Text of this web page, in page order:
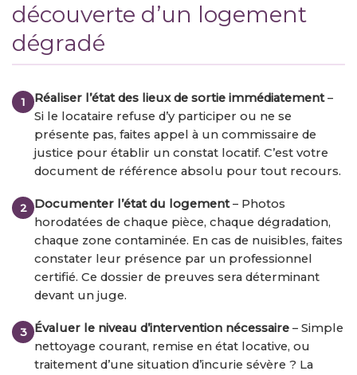
découverte d’un logement
dégradé
Réaliser l’état des lieux de sortie immédiatement–
Si le locataire refuse d’y participer ou ne se
présente pas, faites appel à un commissaire de
justice pour établir un constat locatif. C’est votre
document de référence absolu pour tout recours.
Documenter l’état du logement– Photos
horodatées de chaque pièce, chaque dégradation,
chaque zone contaminée. En cas de nuisibles, faites
constater leur présence par un professionnel
certifié. Ce dossier de preuves sera déterminant
devant un juge.
Évaluer le niveau d’intervention nécessaire – Simple
nettoyage courant, remise en état locative, ou
traitement d’une situation d’incurie sévère ? La